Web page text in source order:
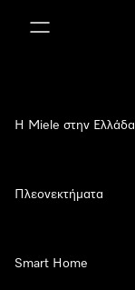
Η Miele στην Ελλάδα
Πλεονεκτήματα
Smart Home